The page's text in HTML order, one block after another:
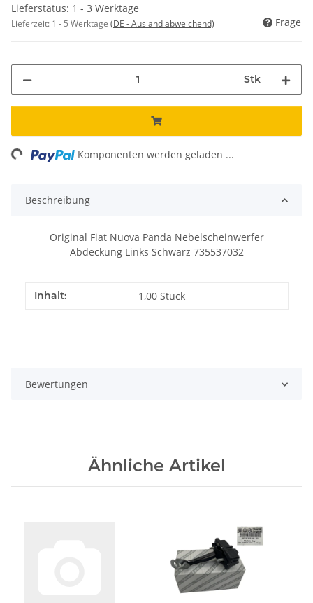
Lieferstatus: 1 - 3 Werktage
Lieferzeit: 1 - 5 Werktage (DE - Ausland abweichend) Frage
Stk
Komponenten werden geladen ...
Beschreibung
Original Fiat Nuova Panda Nebelscheinwerfer
Abdeckung Links Schwarz 735537032
Produkteigenschaft
Wert
Inhalt: 1,00 Stück
Bewertungen
Ähnliche Artikel